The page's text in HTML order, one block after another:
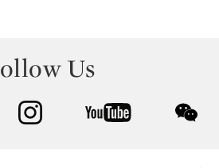
Us
instagram youtube